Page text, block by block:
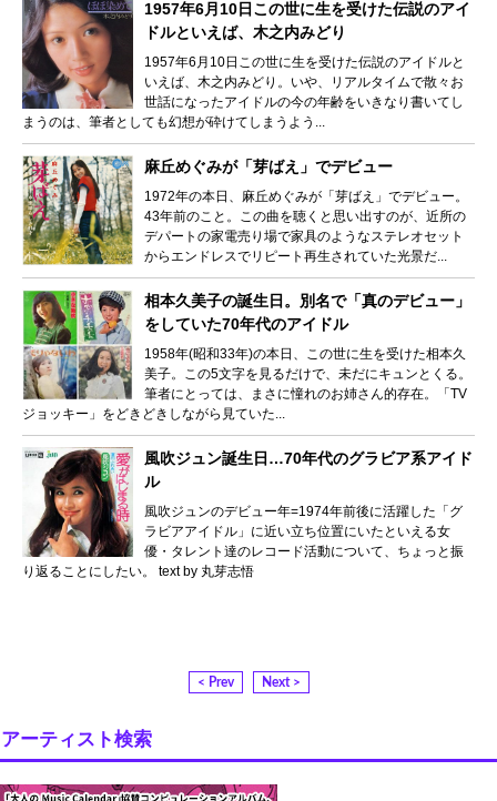
1957年6月10日この世に生を受けた伝説のアイ
ドルといえば、木之内みどり
1957年6月10日この世に生を受けた伝説のアイドルと
いえば、木之内みどり。いや、リアルタイムで散々お
世話になったアイドルの今の年齢をいきなり書いてし
まうのは、筆者としても幻想が砕けてしまうよう...
麻丘めぐみが「芽ばえ」でデビュー
1972年の本日、麻丘めぐみが「芽ばえ」でデビュー。
43年前のこと。この曲を聴くと思い出すのが、近所の
デパートの家電売り場で家具のようなステレオセット
からエンドレスでリピート再生されていた光景だ...
相本久美子の誕生日。別名で「真のデビュー」
をしていた70年代のアイドル
1958年(昭和33年)の本日、この世に生を受けた相本久
美子。この5文字を見るだけで、未だにキュンとくる。
筆者にとっては、まさに憧れのお姉さん的存在。「TV
ジョッキー」をどきどきしながら見ていた...
風吹ジュン誕生日…70年代のグラビア系アイド
ル
風吹ジュンのデビュー年=1974年前後に活躍した「グ
ラビアアイドル」に近い立ち位置にいたといえる女
優・タレント達のレコード活動について、ちょっと振
り返ることにしたい。 text by 丸芽志悟
< Prev Next >
アーティスト検索